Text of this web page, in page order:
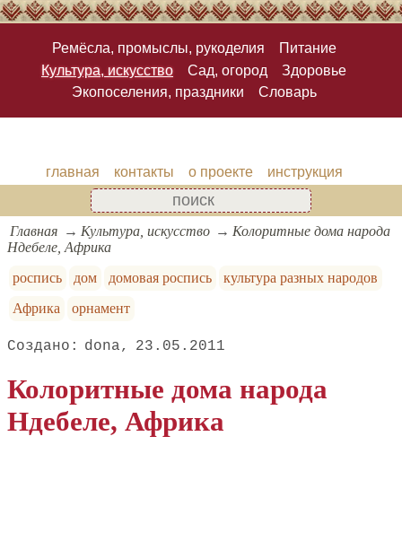
Ремёсла, промыслы, рукоделия
Питание
Культура, искусство
Сад, огород
Здоровье
Экопоселения, праздники
Словарь
главная контакты о проекте инструкция
Главная Культура, искусство
Колоритные дома народа
Ндебеле, Африка
роспись
дом домовая роспись
культура разных народов
Африка
орнамент
dona 23.05.2011
Колоритные дома народа
Ндебеле, Африка